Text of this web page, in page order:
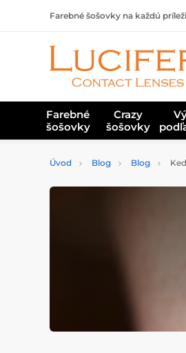
Farebné šošovky na každú
Farebné
šošovky
Crazy
šošovky
Úvod Blog Blog